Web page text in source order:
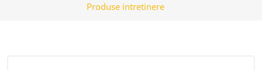
Produse intretinere